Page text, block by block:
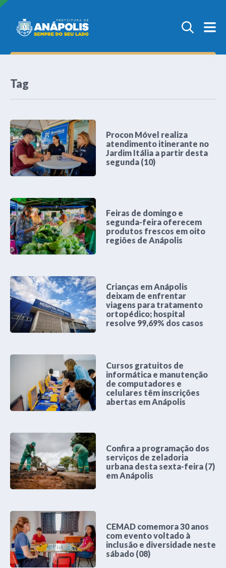
Tag
Procon Móvel realiza
atendimento itinerante no
Jardim Itália a partir desta
segunda (10)
Feiras de domingo e
segunda-feira oferecem
produtos frescos em oito
regiões de Anápolis
Crianças em Anápolis
deixam de enfrentar
viagens para tratamento
ortopédico; hospital
resolve 99,69% dos casos
Cursos gratuitos de
informática e manutenção
de computadores e
celulares têm inscrições
abertas em Anápolis
Confira a programação dos
serviços de zeladoria
urbana desta sexta-feira (7)
em Anápolis
CEMAD comemora 30 anos
com evento voltado à
inclusão e diversidade neste
sábado (08)